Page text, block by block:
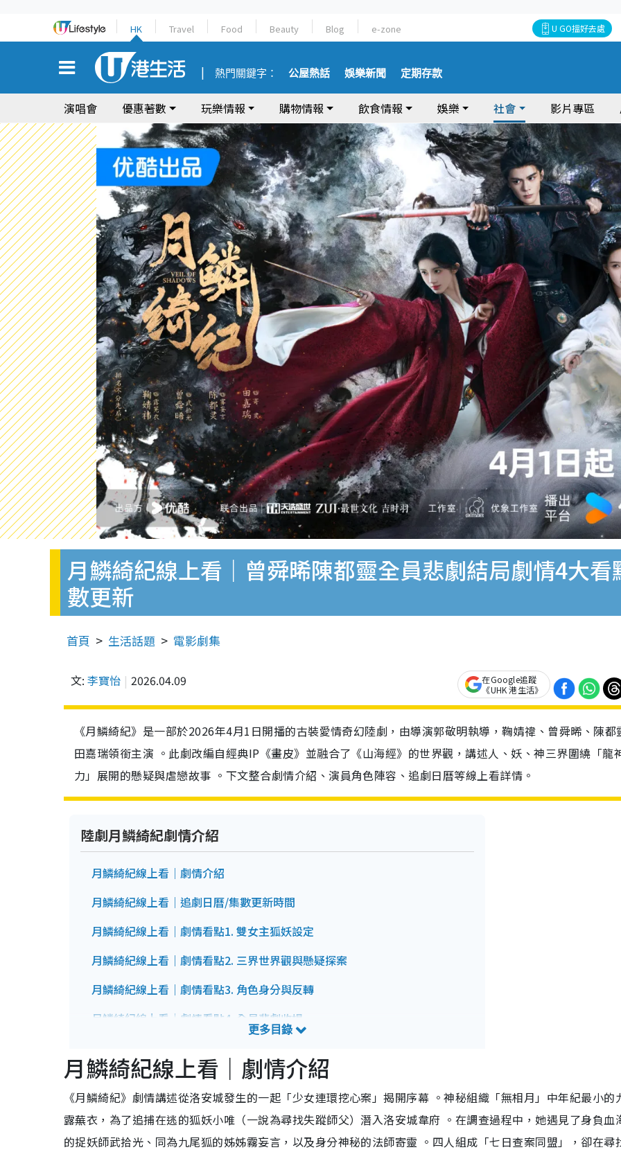
HK Travel Food Beauty Blog e-zone U GO搵好去處
熱門關鍵字： 公屋熱話 娛樂新聞 定期存款
演唱會 優惠著數 玩樂情報 購物情報 飲食情報 娛樂 社會 影片專區
月鱗綺紀線上看｜曾舜晞陳都靈全員悲劇結局劇情4大
數更新
首頁 生活話題 電影劇集
文: 李寶怡 2026.04.09
在Google追蹤
《UHK 港生活》
《月鱗綺紀》是一部於2026年4月1日開播的古裝愛情奇幻陸劇，由導演郭敬明執導，鞠婧禕、曾舜晞、陳都
田嘉瑞領銜主演 。此劇改編自經典IP《畫皮》並融合了《山海經》的世界觀，講述人、妖、神三界圍繞「龍
力」展開的懸疑與虐戀故事 。下文整合劇情介紹、演員角色陣容、追劇日曆等線上看詳情。
陸劇月鱗綺紀劇情介紹
月鱗綺紀線上看｜劇情介紹
月鱗綺紀線上看｜追劇日曆/集數更新時間
月鱗綺紀線上看｜劇情看點1. 雙女主狐妖設定
月鱗綺紀線上看｜劇情看點2. 三界世界觀與懸疑探案
月鱗綺紀線上看｜劇情看點3. 角色身分與反轉
月鱗綺紀線上看｜劇情看點4. 全員悲劇收場
鞠婧禕飾演：露蕪衣
陳都靈飾演：霧妄言
曾舜晞飾演：武拾光
田嘉瑞飾演：寄靈
月鱗綺紀線上看｜人物角色關係圖
月鱗綺紀線上看｜劇情介紹
《月鱗綺紀》劇情講述從洛安城發生的一起「少女連環挖心案」揭開序幕 。神秘組織「無相月」中年紀最小的
露蕪衣，為了追捕在逃的狐妖小唯（一說為尋找失蹤師父）潛入洛安城韋府 。在調查過程中，她遇見了身負血
的捉妖師武拾光、同為九尾狐的姊姊霧妄言，以及身分神秘的法師寄靈 。四人組成「七日查案同盟」，卻在尋